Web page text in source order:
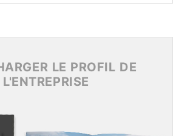
LE PROFIL DE
L'ENTREPRISE